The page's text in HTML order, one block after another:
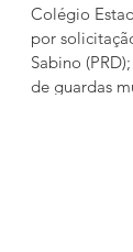
Colégio
por
Sabino
de guardas